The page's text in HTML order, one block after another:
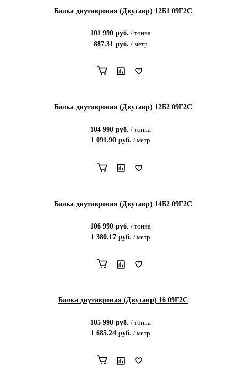
Балка двутавровая (Двутавр) 12Б1 09Г2С
101 990 руб. / тонна
887.31 руб. / метр
Балка двутавровая (Двутавр) 12Б2 09Г2С
104 990 руб. / тонна
1 091.90 руб. / метр
Балка двутавровая (Двутавр) 14Б2 09Г2С
106 990 руб. / тонна
1 380.17 руб. / метр
Балка двутавровая (Двутавр) 16 09Г2С
105 990 руб. / тонна
1 685.24 руб. / метр